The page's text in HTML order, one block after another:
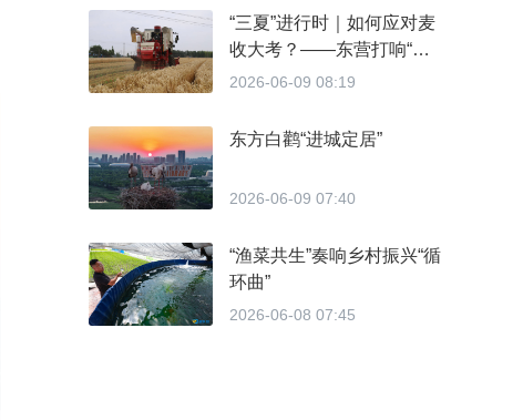
“三夏”进行时｜如何应对麦
收大考？——东营打响“三
夏”小麦抢收保卫战
2026-06-09 08:19
东方白鹳“进城定居”
2026-06-09 07:40
“渔菜共生”奏响乡村振兴“循
环曲”
2026-06-08 07:45